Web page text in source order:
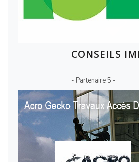
CONSEILS
- Partenaire 5 -